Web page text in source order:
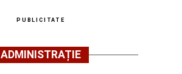
PUBLICITATE
ADMINISTRAȚIE